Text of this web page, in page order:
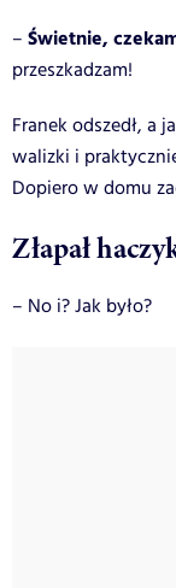
– Świetnie,
przeszkadzam!
Franek odszedł, a
walizki i
Dopiero w domu
Złapał
– No i? Jak było?